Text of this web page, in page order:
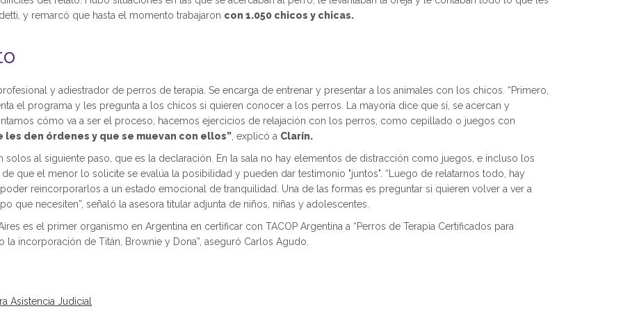
y remarcó que hasta el momento trabajaron con 1.050 chicos y chicas.
y adiestrador de perros de terapia. Se encarga de entrenar y presentar a los animales con los chicos. “Primero,
el programa y les pregunta a los chicos si quieren conocer a los perros. La mayoría dice que sí, se acercan y
cómo va a ser el proceso, hacemos ejercicios de relajación con los perros, como cepillado o juegos con
den órdenes y que se muevan con ellos” , explicó a Clarín.
al siguiente paso, que es la declaración. En la sala no hay elementos de distracción como juegos, e incluso los
que el menor lo solicite se evalúa la posibilidad y pueden dar testimonio "juntos". “Luego de relatarnos todo, hay
reincorporarlos a un estado emocional de tranquilidad. Una de las formas es preguntar si quieren volver a ver a
que necesiten”, señaló la asesora titular adjunta de niños, niñas y adolescentes.
es el primer organismo en Argentina en certificar con TACOP Argentina a “Perros de Terapia Certificados para
la incorporación de Titán, Brownie y Dona”, aseguró Carlos Agudo.
Asistencia Judicial